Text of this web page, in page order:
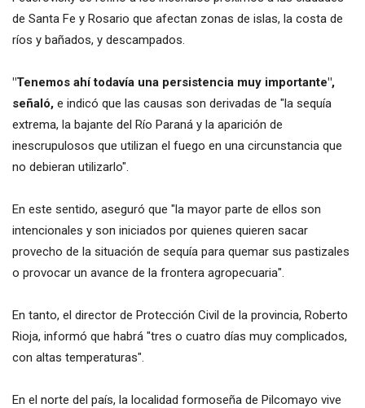
de Santa Fe y Rosario que afectan zonas de islas, la costa de
ríos y bañados, y descampados.
"Tenemos ahí todavía una persistencia muy importante",
señaló, e indicó que las causas son derivadas de "la sequía
extrema, la bajante del Río Paraná y la aparición de
inescrupulosos que utilizan el fuego en una circunstancia que
no debieran utilizarlo".
En este sentido, aseguró que "la mayor parte de ellos son
intencionales y son iniciados por quienes quieren sacar
provecho de la situación de sequía para quemar sus pastizales
o provocar un avance de la frontera agropecuaria".
En tanto, el director de Protección Civil de la provincia, Roberto
Rioja, informó que habrá "tres o cuatro días muy complicados,
con altas temperaturas".
En el norte del país, la localidad formoseña de Pilcomayo vive